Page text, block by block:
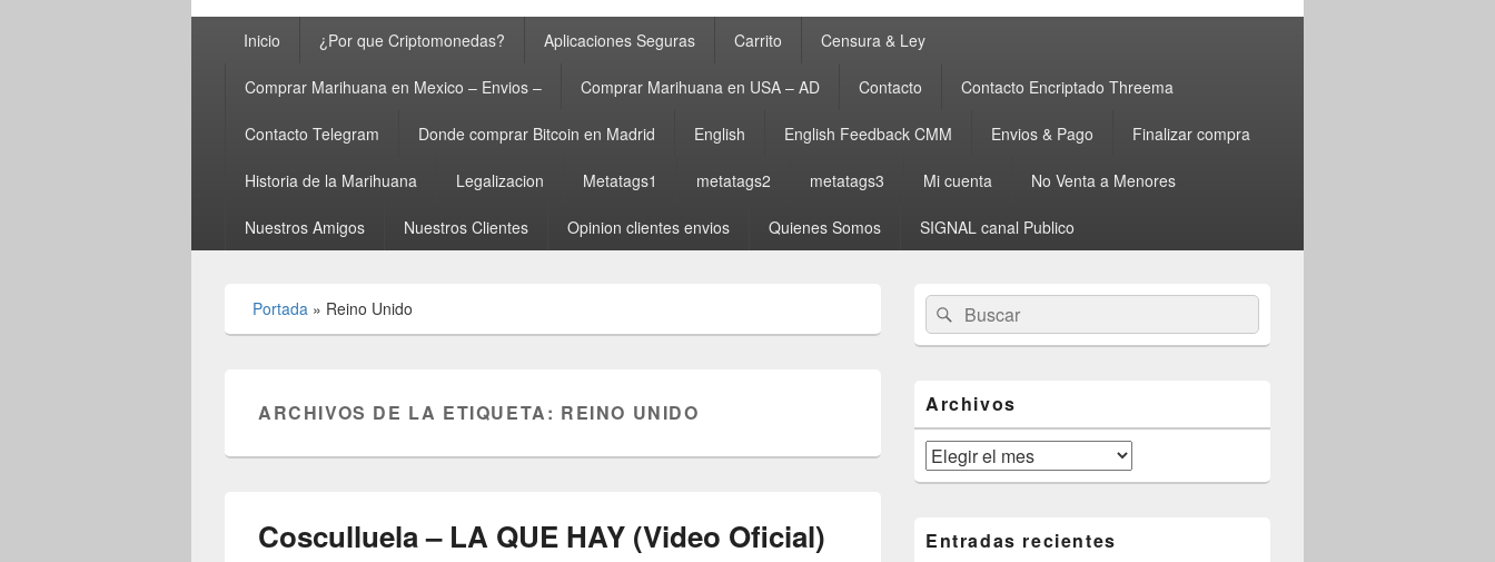
principalInicio ¿Por que Criptomonedas? Aplicaciones Seguras Carrito Censura & Ley
Comprar Marihuana en Mexico – Envios – Comprar Marihuana en USA – AD Contacto Contacto Encriptado Threema
Contacto Telegram Donde comprar Bitcoin en Madrid English English Feedback CMM Envios & Pago Finalizar compra
Historia de la Marihuana Legalizacion Metatags1 metatags2 metatags3 Mi cuenta No Venta a Menores
Nuestros Amigos Nuestros Clientes Opinion clientes envios Quienes Somos SIGNAL canal Publico
Portada » Reino Unido
ARCHIVOS DE LA ETIQUETA: REINO UNIDO
Cosculluela – LA QUE HAY (Video Oficial)
área
de
widget
lateral
primaria
Buscar
por:
Buscar
Archivos
Archivos
Entradas recientes